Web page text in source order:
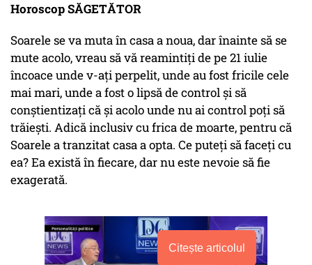
Horoscop SĂGETĂTOR
Soarele se va muta în casa a noua, dar înainte să se
mute acolo, vreau să vă reamintiți de pe 21 iulie
încoace unde v-ați perpelit, unde au fost fricile cele
mai mari, unde a fost o lipsă de control și să
conștientizați că și acolo unde nu ai control poți să
trăiești. Adică inclusiv cu frica de moarte, pentru că
Soarele a tranzitat casa a opta. Ce puteți să faceți cu
ea? Ea există în fiecare, dar nu este nevoie să fie
exagerată.
Citește articolul